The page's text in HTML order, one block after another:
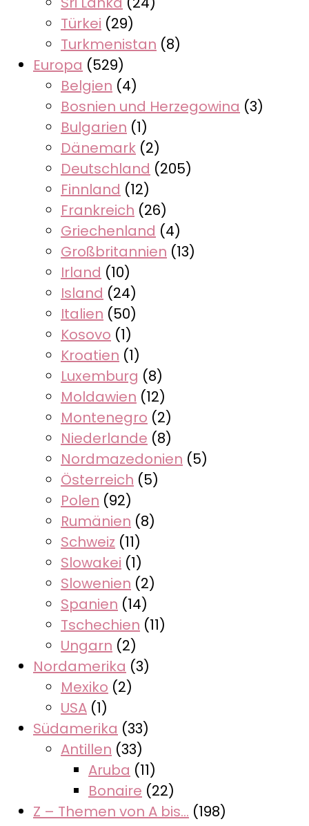
Türkei (29)
Turkmenistan (8)
Europa (529)
Belgien (4)
Bosnien und Herzegowina (3)
Bulgarien (1)
Dänemark (2)
Deutschland (205)
Finnland (12)
Frankreich (26)
Griechenland (4)
Großbritannien (13)
Irland (10)
Island (24)
Italien (50)
Kosovo (1)
Kroatien (1)
Luxemburg (8)
Moldawien (12)
Montenegro (2)
Niederlande (8)
Nordmazedonien (5)
Österreich (5)
Polen (92)
Rumänien (8)
Schweiz (11)
Slowakei (1)
Slowenien (2)
Spanien (14)
Tschechien (11)
Ungarn (2)
Nordamerika (3)
Mexiko (2)
USA (1)
Südamerika (33)
Antillen (33)
Aruba (11)
Bonaire (22)
Z – Themen von A bis… (198)